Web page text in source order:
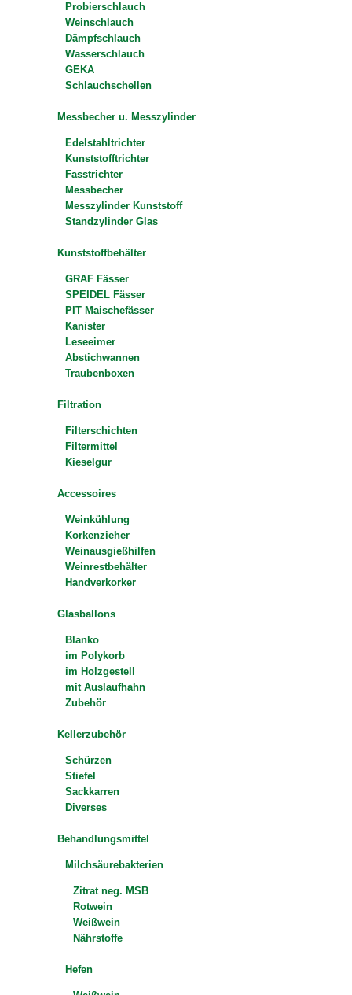
Probierschlauch
Weinschlauch
Dämpfschlauch
Wasserschlauch
GEKA
Schlauchschellen
Messbecher u. Messzylinder
Edelstahltrichter
Kunststofftrichter
Fasstrichter
Messbecher
Messzylinder Kunststoff
Standzylinder Glas
Kunststoffbehälter
GRAF Fässer
SPEIDEL Fässer
PIT Maischefässer
Kanister
Leseeimer
Abstichwannen
Traubenboxen
Filtration
Filterschichten
Filtermittel
Kieselgur
Accessoires
Weinkühlung
Korkenzieher
Weinausgießhilfen
Weinrestbehälter
Handverkorker
Glasballons
Blanko
im Polykorb
im Holzgestell
mit Auslaufhahn
Zubehör
Kellerzubehör
Schürzen
Stiefel
Sackkarren
Diverses
Behandlungsmittel
Milchsäurebakterien
Zitrat neg. MSB
Rotwein
Weißwein
Nährstoffe
Hefen